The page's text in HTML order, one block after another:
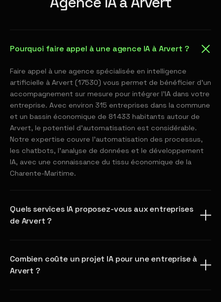
Pourquoi faire appel à une agence IA à Arvert ?
Faire appel à une agence spécialisée en intelligence
artificielle à Arvert (17530) vous permet de bénéficier d'un
accompagnement sur mesure pour intégrer l'IA dans votre
entreprise. Avec environ 315 entreprises dans la commune
et un bassin économique de 81 433 habitants autour de
Arvert, le potentiel d'automatisation est considérable.
Notre expertise couvre l'automatisation des processus,
les chatbots, l'analyse de données et le développement
IA, avec une connaissance du tissu économique de la
Charente-Maritime.
Quels services IA proposez-vous aux entreprises
de Arvert ?
Combien coûte un projet IA pour une entreprise à
Arvert ?